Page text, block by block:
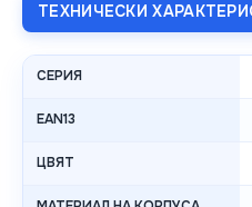
ТЕХНИЧЕСКИ
СЕРИЯ
EAN13
ЦВЯТ